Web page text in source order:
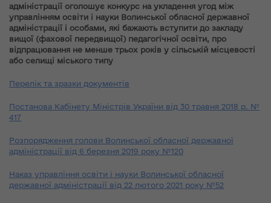
адміністрації оголошує конкурс на укладення угод між
управлінням освіти і науки Волинської обласної державної
адміністрації і особами, які бажають вступити до закладу
вищої (фахової передвищої) педагогічної освіти, про
відпрацювання не менше трьох років у сільській місцевості
або селищі міського типу
Перелік та зразки документів
Постанова Кабінету Міністрів України від 30 травня 2018 р. №
417
Розпорядження голови Волинської обласної державної
адміністрації від 6 березня 2019 року №120
Наказ управління освіти і науки Волинської обласної
державної адміністрації від 22 лютого 2021 року №52